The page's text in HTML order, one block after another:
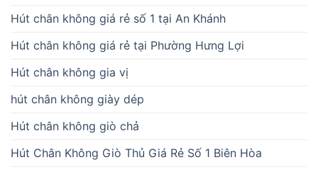
Hút chân không giá rẻ số 1 tại An Khánh
Hút chân không giá rẻ tại Phường Hưng Lợi
Hút chân không gia vị
hút chân không giày dép
Hút chân không giò chả
Hút Chân Không Giò Thủ Giá Rẻ Số 1 Biên Hòa